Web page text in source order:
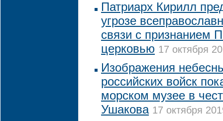
Патриарх Кирилл
угрозе
связи с признанием
церковью 17 октября
Изображения
российских войск
морском музее в
Ушакова 17 октября